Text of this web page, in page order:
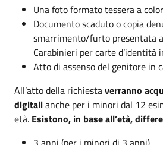
Una foto formato tessera a
Documento scaduto o copia
smarrimento/furto presentata
Carabinieri per carte d’identità
Atto di assenso del genitore in
All’atto della richiestaverranno
digitalianche per i minori dal 12
età. Esistono, in base all’età,